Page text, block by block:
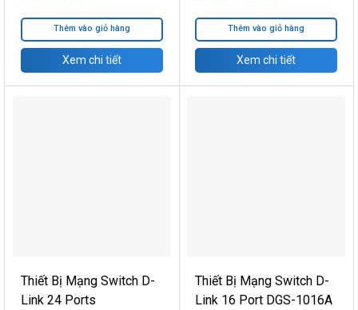
Thêm vào giỏ hàng
Xem chi tiết
Thêm vào giỏ hàng
Xem chi tiết
Thiết Bị Mạng Switch D-
Link 24 Ports
Thiết Bị Mạng Switch D-
Link 16 Port DGS-1016A